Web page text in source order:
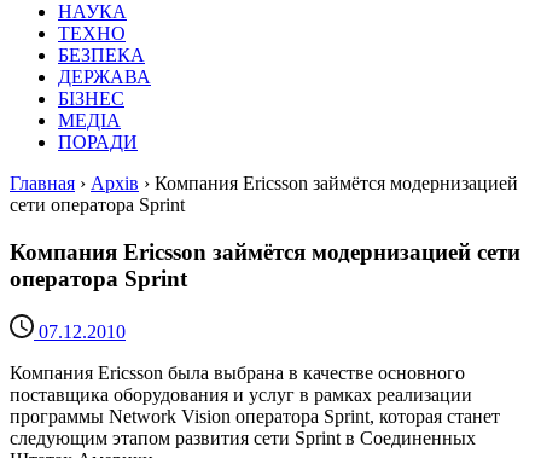
НАУКА
ТЕХНО
БЕЗПЕКА
ДЕРЖАВА
БІЗНЕС
МЕДІА
ПОРАДИ
Главная › Архів › Компания Ericsson займётся модернизацией
сети оператора Sprint
Компания Ericsson займётся модернизацией сети
оператора Sprint
07.12.2010
Компания Ericsson была выбрана в качестве основного
поставщика оборудования и услуг в рамках реализации
программы Network Vision оператора Sprint, которая станет
следующим этапом развития сети Sprint в Соединенных